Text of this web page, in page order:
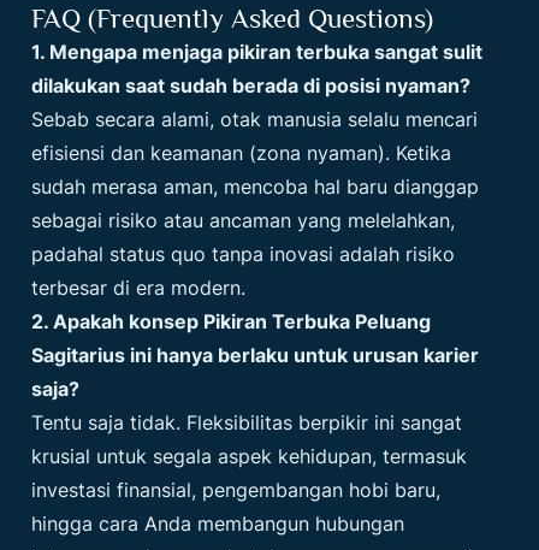
FAQ (Frequently Asked Questions)
1. Mengapa menjaga pikiran terbuka sangat sulit
dilakukan saat sudah berada di posisi nyaman?
Sebab secara alami, otak manusia selalu mencari
efisiensi dan keamanan (zona nyaman). Ketika
sudah merasa aman, mencoba hal baru dianggap
sebagai risiko atau ancaman yang melelahkan,
padahal status quo tanpa inovasi adalah risiko
terbesar di era modern.
2. Apakah konsep Pikiran Terbuka Peluang
Sagitarius ini hanya berlaku untuk urusan karier
saja?
Tentu saja tidak. Fleksibilitas berpikir ini sangat
krusial untuk segala aspek kehidupan, termasuk
investasi finansial, pengembangan hobi baru,
hingga cara Anda membangun hubungan